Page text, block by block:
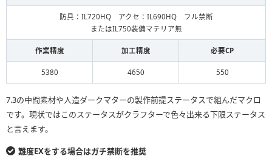
防具：IL720HQ アクセ：IL690HQ フル禁断
またはIL750装備マテリア無
作業精度 加工精度 必要CP
5380 4650 550
7.3の中間素材や人造ダークマターの製作前提ステータスで組んだマクロ
です。現状ではこのステータスがクラフターで色々出来る下限ステータス
と言えます。
難度EXをする場合はガチ禁断を推奨